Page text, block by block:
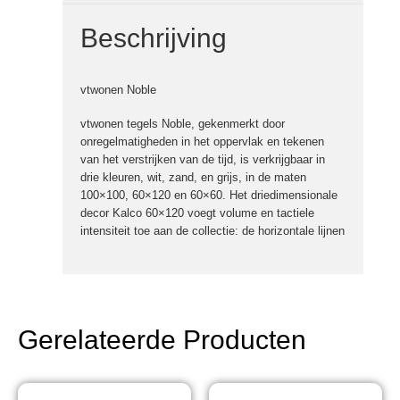
Beschrijving
vtwonen Noble
vtwonen tegels Noble, gekenmerkt door
onregelmatigheden in het oppervlak en tekenen
van het verstrijken van de tijd, is verkrijgbaar in
drie kleuren, wit, zand, en grijs, in de maten
100×100, 60×120 en 60×60. Het driedimensionale
decor Kalco 60×120 voegt volume en tactiele
intensiteit toe aan de collectie: de horizontale lijnen
Gerelateerde Producten